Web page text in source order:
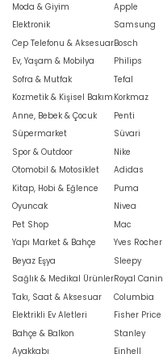
Moda & Giyim
Elektronik
Cep Telefonu & Aksesuar
Ev, Yaşam & Mobilya
Sofra & Mutfak
Kozmetik & Kişisel Bakım
Anne, Bebek & Çocuk
Süpermarket
Spor & Outdoor
Otomobil & Motosiklet
Kitap, Hobi & Eğlence
Oyuncak
Pet Shop
Yapı Market & Bahçe
Beyaz Eşya
Sağlık & Medikal Ürünler
Takı, Saat & Aksesuar
Elektrikli Ev Aletleri
Bahçe & Balkon
Ayakkabı
Apple
Samsung
Bosch
Philips
Tefal
Korkmaz
Penti
Süvari
Nike
Adidas
Puma
Nivea
Mac
Yves Rocher
Sleepy
Royal Canin
Columbia
Fisher Price
Stanley
Einhell